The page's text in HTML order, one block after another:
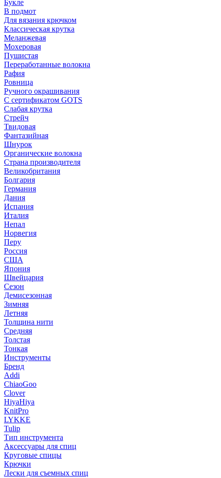
Букле
В подмот
Для вязания крючком
Классическая крутка
Меланжевая
Мохеровая
Пушистая
Переработанные волокна
Рафия
Ровница
Ручного окрашивания
С сертификатом GOTS
Слабая крутка
Стрейч
Твидовая
Фантазийная
Шнурок
Органические волокна
Страна производителя
Великобритания
Болгария
Германия
Дания
Испания
Италия
Непал
Норвегия
Перу
Россия
США
Япония
Швейцария
Сезон
Демисезонная
Зимняя
Летняя
Толщина нити
Средняя
Толстая
Тонкая
Инструменты
Бренд
Addi
ChiaoGoo
Clover
HiyaHiya
KnitPro
LYKKE
Tulip
Тип инструмента
Аксессуары для спиц
Круговые спицы
Крючки
Лески для съемных спиц